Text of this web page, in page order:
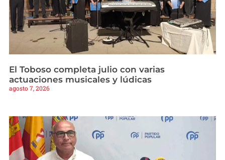
El Toboso completa julio con varias
actuaciones musicales y lúdicas
agosto 7, 2026